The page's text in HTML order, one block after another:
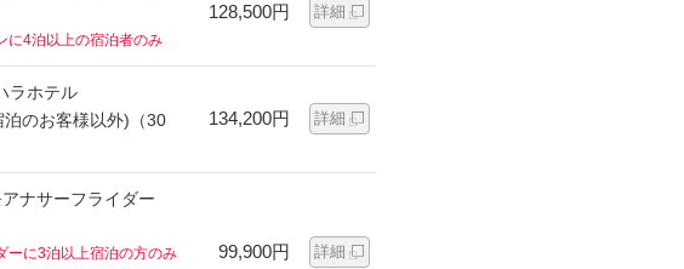
に4泊以上の宿泊者のみ
128,500円 詳細
ラホテル
のお客様以外)（30
134,200円 詳細
ナサーフライダー
ーに3泊以上宿泊の方のみ
99,900円 詳細